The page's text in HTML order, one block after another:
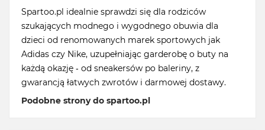
Spartoo.pl idealnie sprawdzi się dla rodziców
szukających modnego i wygodnego obuwia dla
dzieci od renomowanych marek sportowych jak
Adidas czy Nike, uzupełniając garderobę o buty na
każdą okazję - od sneakersów po baleriny, z
gwarancją łatwych zwrotów i darmowej dostawy.
Podobne strony do spartoo.pl